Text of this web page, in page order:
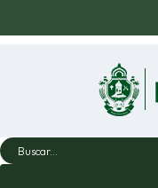
Buscar...